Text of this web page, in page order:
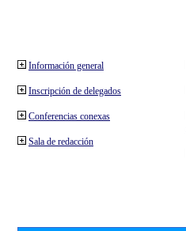
Información general
Inscripción de delegados
Conferencias conexas
Sala de redacción